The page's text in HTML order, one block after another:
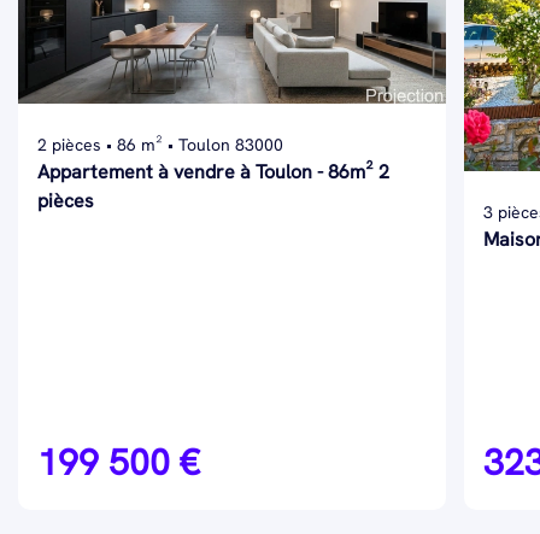
2 pièces • 86 m² • Toulon 83000
Appartement à vendre à Toulon - 86m² 2
pièces
199 500 €
3